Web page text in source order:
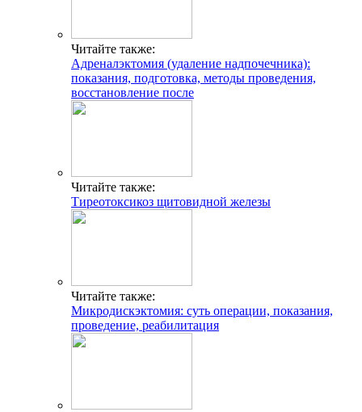
Читайте также:
Адреналэктомия (удаление надпочечника):
показания, подготовка, методы проведения,
восстановление после
Читайте также:
Тиреотоксикоз щитовидной железы
Читайте также:
Микродискэктомия: суть операции, показания,
проведение, реабилитация